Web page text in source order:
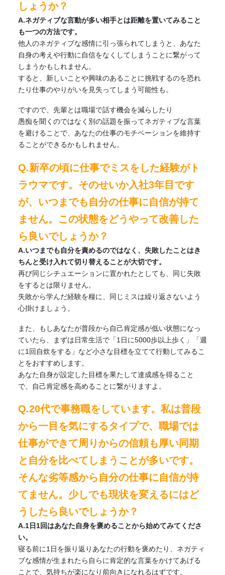
しょうか？
A.ネガティブな言動が多い相手とは距離を置いてみること
も一つの方法です。
他人のネガティブな感情に引っ張られてしまうと、あなた
自身の考えや行動に自信をなくしてしまうことに繋がって
しまうかもしれません。
すると、新しいことや興味のあることに挑戦するのを恐れ
たり仕事のやりがいを見失ってしまう可能性も。
ですので、先輩とは職場で話す機会を減らしたり
愚痴を聞くのではなく別の話題を振ってネガティブな言葉
を避けることで、あなたの仕事のモチベーションを維持す
ることができるかもしれません。
Q.新卒の頃に仕事でミスをした経験がト
ラウマです。そのせいか入社3年目です
が、いつまでも自分の仕事に自信が持て
ません。この状態をどうやって改善した
ら良いでしょうか？
A.いつまでも自分を責めるのではなく、失敗したことはき
ちんと受け入れて切り替えることが大切です。
再び同じシチュエーションに置かれたとしても、同じ失敗
をするとは限りません。
失敗から学んだ経験を糧に、同じミスは繰り返さないよう
心掛けましょう。
また、もしあなたが普段から自己肯定感が低い状態になっ
ていたら、まずは日常生活で「1日に5000歩以上歩く」「週
に1回自炊をする」など小さな目標を立てて行動してみるこ
とをおすすめします。
あなた自身が設定した目標を果たして達成感を得ること
で、自己肯定感を高めることに繋がりますよ。
Q.20代で事務職をしています。私は普段
から一目を気にするタイプで、職場では
仕事ができて周りからの信頼も厚い同期
と自分を比べてしまうことが多いです。
そんな劣等感から自分の仕事に自信が持
てません。少しでも現状を変えるにはど
うしたら良いでしょうか？
A.1日1回はあなた自身を褒めることから始めてみてくださ
い。
寝る前に1日を振り返りあなたの行動を褒めたり、ネガティ
ブな感情が生まれたら自らに肯定的な言葉をかけてあげる
ことで、気持ちが楽になり前向きになれるはずです。